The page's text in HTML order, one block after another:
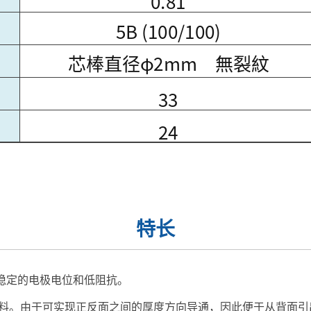
特长
的电极电位和低阻抗。
。由于可实现正反面之间的厚度方向导通，因此便于从背面